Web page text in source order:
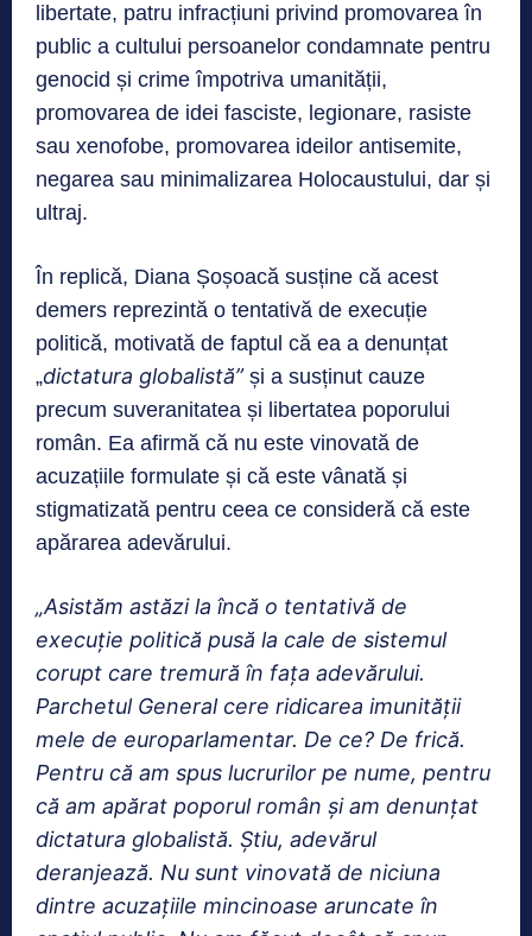
libertate, patru infracțiuni privind promovarea în
public a cultului persoanelor condamnate pentru
genocid și crime împotriva umanității,
promovarea de idei fasciste, legionare, rasiste
sau xenofobe, promovarea ideilor antisemite,
negarea sau minimalizarea Holocaustului, dar și
ultraj.
În replică, Diana Șoșoacă susține că acest
demers reprezintă o tentativă de execuție
politică, motivată de faptul că ea a denunțat
„dictatura globalistă”și a susținut cauze
precum suveranitatea și libertatea poporului
român. Ea afirmă că nu este vinovată de
acuzațiile formulate și că este vânată și
stigmatizată pentru ceea ce consideră că este
apărarea adevărului.
„Asistăm astăzi la încă o tentativă de
execuţie politică pusă la cale de sistemul
corupt care tremură în faţa adevărului.
Parchetul General cere ridicarea imunităţii
mele de europarlamentar. De ce? De frică.
Pentru că am spus lucrurilor pe nume, pentru
că am apărat poporul român şi am denunţat
dictatura globalistă. Ştiu, adevărul
deranjează. Nu sunt vinovată de niciuna
dintre acuzaţiile mincinoase aruncate în